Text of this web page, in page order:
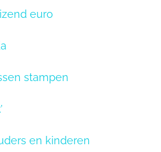
euro
stampen
en kinderen